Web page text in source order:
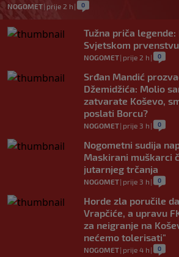
NOGOMET| prije 2 h | 0
Tužna priča
Svjetskom
NOGOMET| prije 2 h | 0
Srđan Mandić
Džemidžića: Molio
zatvarate Koševo,
poslati Borcu?
NOGOMET| prije 3 h | 0
Nogometni sudija
Maskirani muškarci
jutarnjeg trčanja
NOGOMET| prije 3 h | 0
Horde zla poručile
Vrapčiće, a upravu
za neigranje na
nećemo tolerisati"
NOGOMET| prije 4 h | 0